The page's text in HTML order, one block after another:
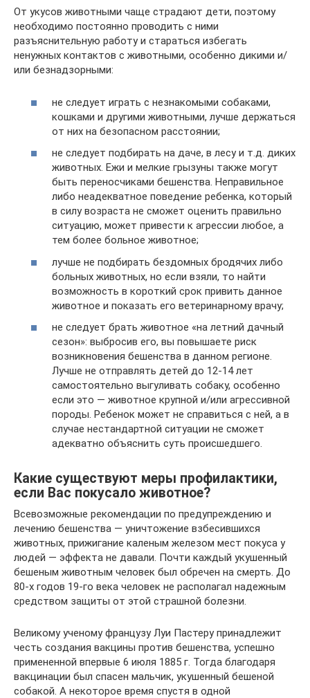
От укусов животными чаще страдают дети, поэтому
необходимо постоянно проводить с ними
разъяснительную работу и стараться избегать
ненужных контактов с животными, особенно дикими и/
или безнадзорными:
не следует играть с незнакомыми собаками,
кошками и другими животными, лучше держаться
от них на безопасном расстоянии;
не следует подбирать на даче, в лесу и т.д. диких
животных. Ежи и мелкие грызуны также могут
быть переносчиками бешенства. Неправильное
либо неадекватное поведение ребенка, который
в силу возраста не сможет оценить правильно
ситуацию, может привести к агрессии любое, а
тем более больное животное;
лучше не подбирать бездомных бродячих либо
больных животных, но если взяли, то найти
возможность в короткий срок привить данное
животное и показать его ветеринарному врачу;
не следует брать животное «на летний дачный
сезон»: выбросив его, вы повышаете риск
возникновения бешенства в данном регионе.
Лучше не отправлять детей до 12-14 лет
самостоятельно выгуливать собаку, особенно
если это — животное крупной и/или агрессивной
породы. Ребенок может не справиться с ней, а в
случае нестандартной ситуации не сможет
адекватно объяснить суть происшедшего.
Какие существуют меры профилактики,
если Вас покусало животное?
Всевозможные рекомендации по предупреждению и
лечению бешенства — уничтожение взбесившихся
животных, прижигание каленым железом мест покуса у
людей — эффекта не давали. Почти каждый укушенный
бешеным животным человек был обречен на смерть. До
80-х годов 19-го века человек не располагал надежным
средством защиты от этой страшной болезни.
Великому ученому французу Луи Пастеру принадлежит
честь создания вакцины против бешенства, успешно
примененной впервые 6 июля 1885 г. Тогда благодаря
вакцинации был спасен мальчик, укушенный бешеной
собакой. А некоторое время спустя в одной